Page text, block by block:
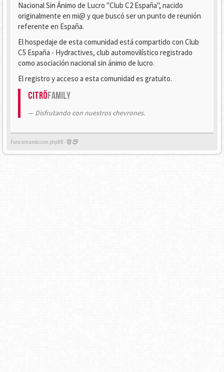
Nacional Sin Ánimo de Lucro "Club C2 España", nacido
originalmente en mi@ y que buscó ser un punto de reunión
referente en España.
El hospedaje de esta comunidad está compartido con Club
C5 España - Hydractives, club automovilístico registrado
como asociación nacional sin ánimo de lucro.
El registro y acceso a esta comunidad es gratuito.
CitröFamily
Disfrutando con nuestros chevrones.
Funcionando con phpBB -